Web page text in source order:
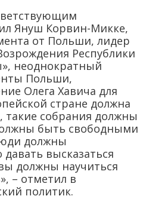
Януш Корвин-Микке,
от Польши, лидер
Республики
неоднократный
Польши,
Олега Хавича для
стране должна
такие собрания должны
быть свободными
должны
высказаться
должны научиться
– отметил в
политик.